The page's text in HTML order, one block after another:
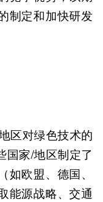
制定和加快研发
区对绿色技术的
国家/地区制定了
欧盟、德国、
能源战略、交通